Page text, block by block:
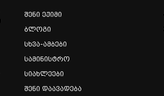
შენი ექიმი
ბლოგი
სხვა-ამბები
სამინისტრო
სიახლეები
შენი დაავადება